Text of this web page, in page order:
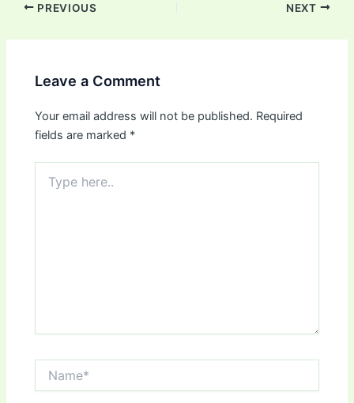
PREVIOUS NEXT
Leave a Comment
Your email address will not be published. Required
fields are marked *
here..